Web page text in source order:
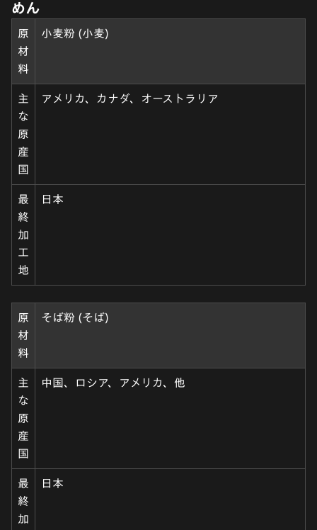
めん
原
材
料
小麦粉 (小麦)
主
な
原
産
国
アメリカ、カナダ、オーストラリア
最
終
加
工
地
日本
原
材
料
そば粉 (そば)
主
な
原
産
国
中国、ロシア、アメリカ、他
最
終
加
日本